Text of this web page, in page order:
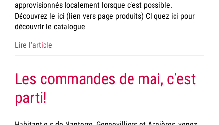
approvisionnés localement lorsque c’est possible.
Découvrez le ici (lien vers page produits) Cliquez ici pour
découvrir le catalogue
Lire l'article
Les commandes de mai, c’est
parti!